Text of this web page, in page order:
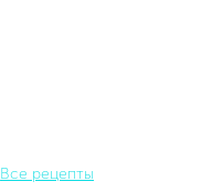
Все рецепты